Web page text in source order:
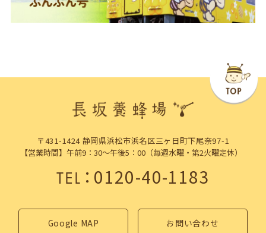
〒431-1424 静岡県浜松市浜名区三ヶ日町下尾奈97-1
【営業時間】午前9：30～午後5：00（毎週水曜・第2火曜定休）
TEL：0120-40-1183
Google MAP お問い合わせ